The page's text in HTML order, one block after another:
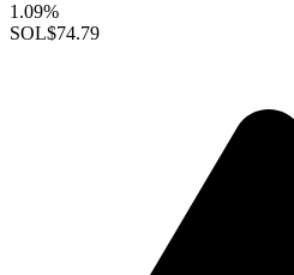
1.09%
SOL$74.79